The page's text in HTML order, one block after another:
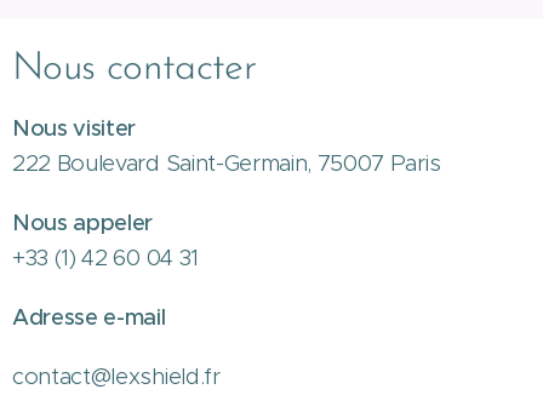
Nous contacter
Nous visiter
222 Boulevard Saint-Germain, 75007 Paris
Nous appeler
+33 (1) 42 60 04 31
Adresse e-mail
contact@lexshield.fr